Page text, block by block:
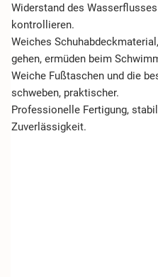
Widerstand des
kontrollieren.
Weiches
gehen, ermüden beim
Weiche Fußtaschen und die
schweben, praktischer.
Professionelle Fertigung,
Zuverlässigkeit.